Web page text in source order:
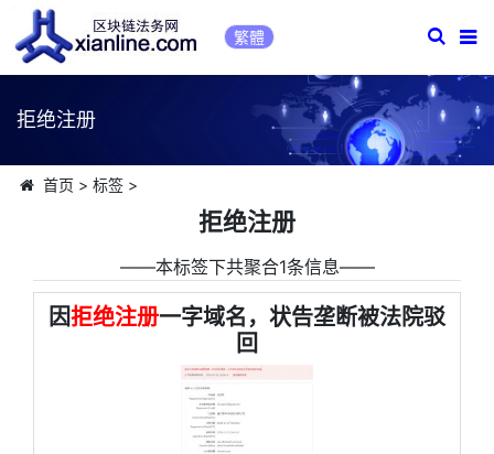
繁體
拒绝注册
首页 > 标签>
拒绝注册
――本标签下共聚合1条信息――
因拒绝注册一字域名，状告垄断被法院驳
回